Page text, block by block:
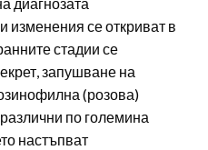
изменения се откриват в
стадии се
запушване на
(розова)
по големина
настъпват